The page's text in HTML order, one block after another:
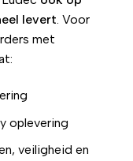
levert. Voor
met
oplevering
veiligheid en